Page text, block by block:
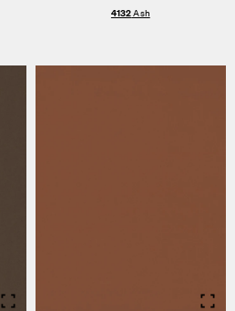
4132Ash
Info Info